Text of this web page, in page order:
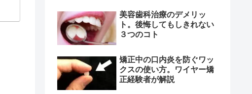
美容歯科治療のデメリッ
ト。後悔してもしきれない
３つのコト
矯正中の口内炎を防ぐワッ
クスの使い方。ワイヤー矯
正経験者が解説